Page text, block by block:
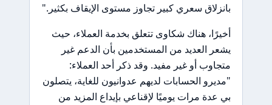
بانزلاق سعري كبير تجاوز مستوى الإيقاف بكثير."
أخيرًا، هناك شكاوى تتعلق بخدمة العملاء، حيث
يشعر العديد من المستخدمين بأن الدعم غير
متجاوب أو غير مفيد. وقد ذكر أحد العملاء:
"مديرو الحسابات لديهم عدوانيون للغاية، يتصلون
بي عدة مرات يوميًا لإقناعي بإيداع المزيد من